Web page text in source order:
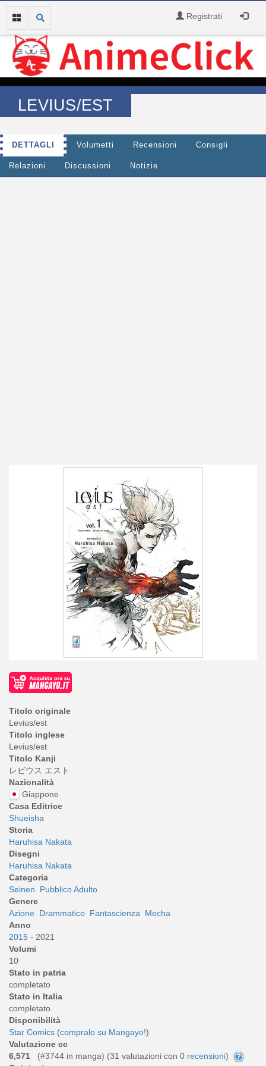
Registrati
LEVIUS/EST
DETTAGLI Volumetti Recensioni Consigli
Relazioni Discussioni Notizie
Titolo originale
Levius/est
Titolo inglese
Levius/est
Titolo Kanji
レビウス エスト
Nazionalità
Giappone
Casa Editrice
Shueisha
Storia
Haruhisa Nakata
Disegni
Haruhisa Nakata
Categoria
Seinen
Pubblico Adulto
Genere
Azione Drammatico Fantascienza
Mecha
Anno
2015 - 2021
Volumi
10
Stato in patria
completato
Stato in Italia
completato
Disponibilità
Star Comics (compralo su Mangayo!)
Valutazione cc
6,571
(#3744 in manga) (31 valutazioni con 0 recensioni)